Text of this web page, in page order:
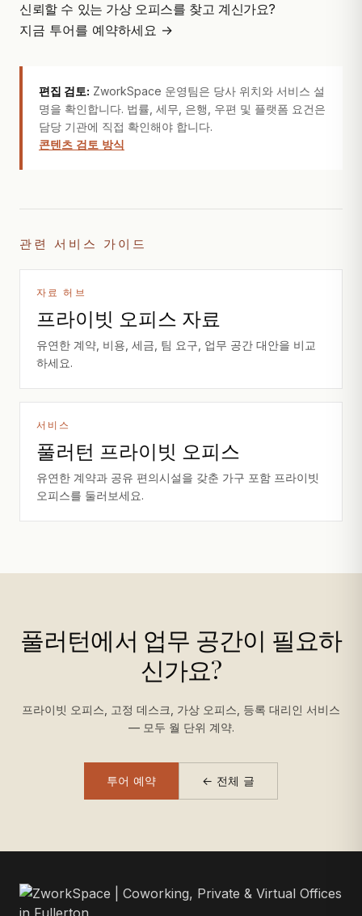
신뢰할 수 있는 가상 오피스를 찾고 계신가요?
지금 투어를 예약하세요 →
편집 검토: ZworkSpace 운영팀은 당사 위치와 서비스 설
명을 확인합니다. 법률, 세무, 은행, 우편 및 플랫폼 요건은
담당 기관에 직접 확인해야 합니다.
콘텐츠 검토 방식
관련 서비스 가이드
자료 허브
프라이빗 오피스 자료
유연한 계약, 비용, 세금, 팀 요구, 업무 공간 대안을 비교
하세요.
서비스
풀러턴 프라이빗 오피스
유연한 계약과 공유 편의시설을 갖춘 가구 포함 프라이빗
오피스를 둘러보세요.
풀러턴에서 업무 공간이 필요하
신가요?
프라이빗 오피스, 고정 데스크, 가상 오피스, 등록 대리인 서비스
— 모두 월 단위 계약.
투어 예약 ← 전체 글